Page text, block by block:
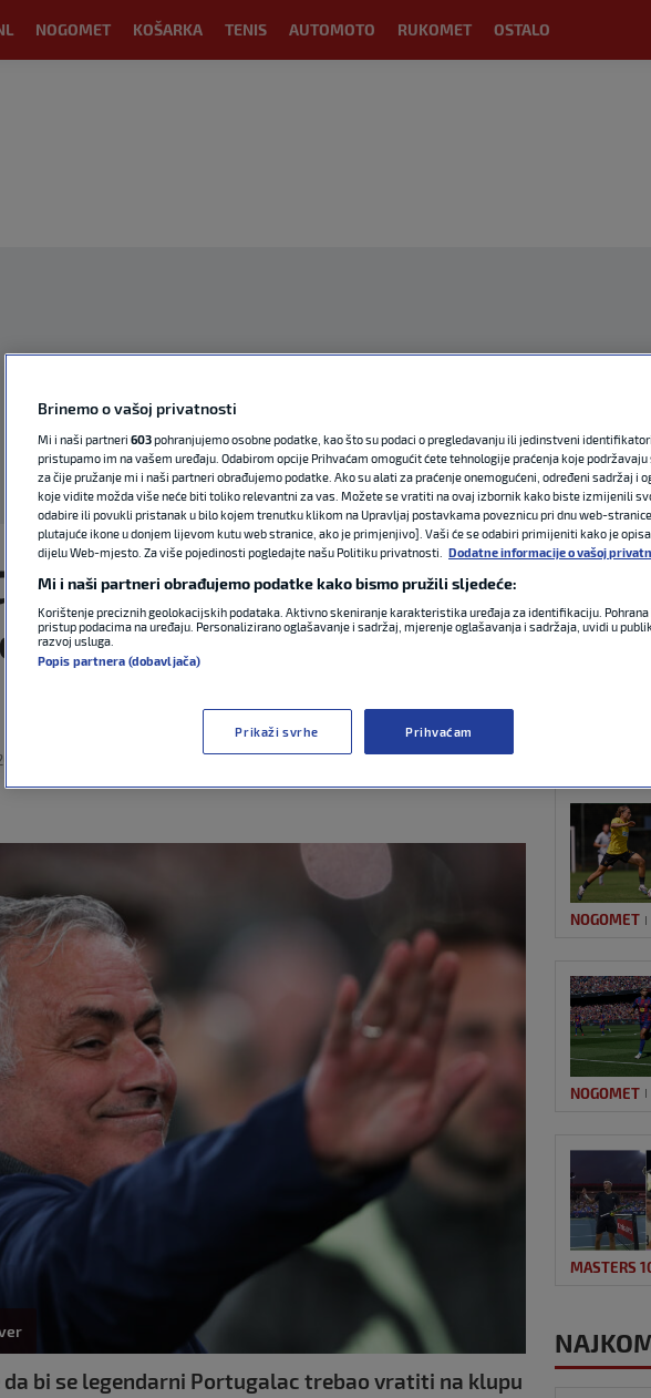
NOGOMET KOŠARKA TENIS AUTOMOTO RUKOMET OSTALO
je, Jose
novi trener Real
bi se legendarni Portugalac trebao vratiti na klupu
NOGOMET
NOGOMET
MASTERS
Brinemo o vašoj privatnosti
Mi i naši partneri 603pohranjujemo osobne podatke, kao što su podaci o pregledavanju ili jedinstveni
pristupamo im na vašem uređaju. Odabirom opcije Prihvaćam omogućit ćete tehnologije praćenja koje podržavaju
za čije pružanje mi i naši partneri obrađujemo podatke. Ako su alati za praćenje onemogućeni, određeni sadržaj i
koje vidite možda više neće biti toliko relevantni za vas. Možete se vratiti na ovaj izbornik kako biste izmijenili
odabire ili povukli pristanak u bilo kojem trenutku klikom na Upravljaj postavkama poveznicu pri dnu web-
plutajuće ikone u donjem lijevom kutu web stranice, ako je primjenjivo]. Vaši će se odabiri primijeniti kako je
dijelu Web-mjesto. Za više pojedinosti pogledajte našu Politiku privatnosti.
Dodatne informacije o vašoj
Mi i naši partneri obrađujemo podatke kako bismo pružili sljedeće:
Korištenje preciznih geolokacijskih podataka. Aktivno skeniranje karakteristika uređaja za identifikaciju.
pristup podacima na uređaju. Personalizirano oglašavanje i sadržaj, mjerenje oglašavanja i sadržaja, uvidi u
razvoj usluga.
Popis partnera (dobavljača)
Prikaži svrhe Prihvaćam